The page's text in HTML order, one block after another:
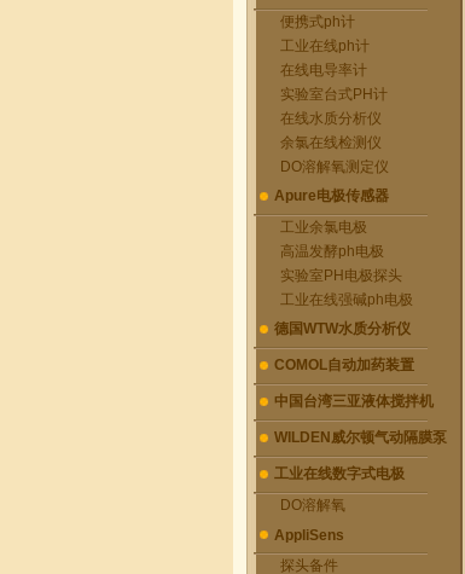
便携式ph计
工业在线ph计
在线电导率计
实验室台式PH计
在线水质分析仪
余氯在线检测仪
DO溶解氧测定仪
Apure电极传感器
工业余氯电极
高温发酵ph电极
实验室PH电极探头
工业在线强碱ph电极
德国WTW水质分析仪
COMOL自动加药装置
中国台湾三亚液体搅拌机
WILDEN威尔顿气动隔膜泵
工业在线数字式电极
DO溶解氧
AppliSens
探头备件